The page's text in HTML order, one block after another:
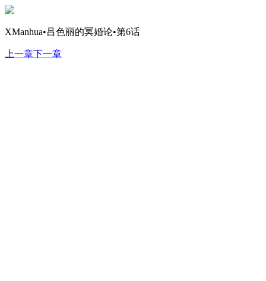
XManhua•吕色丽的冥婚论•第6话
上一章下一章